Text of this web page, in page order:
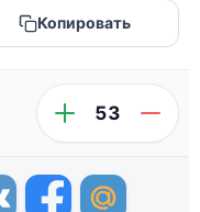
Копировать
53